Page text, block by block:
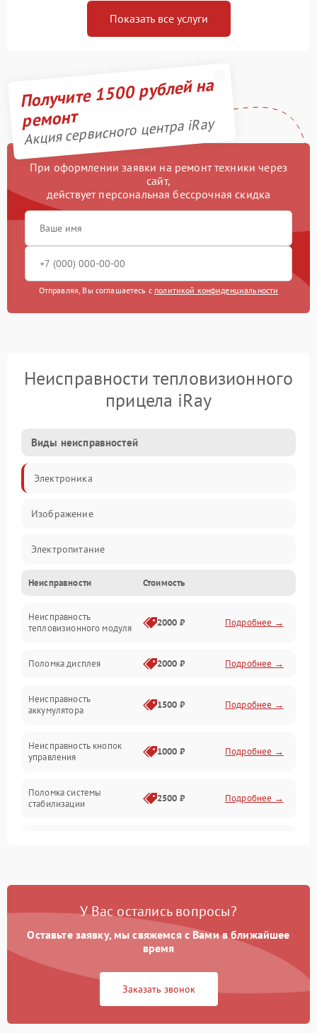
Показать все услуги
Получите 1500 рублей на
ремонт
Акция сервисного центра iRay
При оформлении заявки на ремонт техники через
сайт,
действует персональная бессрочная скидка
Отправляя, Вы соглашаетесь с политикой конфиденциальности
Неисправности тепловизионного
прицела iRay
Виды неисправностей
Электроника
Изображение
Электропитание
Измерения
Матрица
Неисправности Стоимость
Неисправность
тепловизионного модуля
2000 ₽ Подробнее →
Поломка дисплея 2000 ₽ Подробнее →
Неисправность
аккумулятора
1500 ₽ Подробнее →
Неисправность кнопок
управления
1000 ₽ Подробнее →
Поломка системы
стабилизации
2500 ₽ Подробнее →
Неисправность системы
Поломка системы GPS 2000 ₽ Подробнее →
Повреждение системы
защиты от перегрузок
1500 ₽
автоматического
1500 ₽ Подробнее →
У Вас остались вопросы?
Оставьте заявку, мы свяжемся с Вами в ближайшее
время
Заказать звонок